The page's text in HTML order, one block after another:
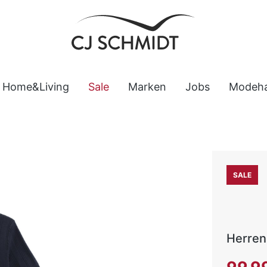
Home&Living Sale Marken Jobs
SALE